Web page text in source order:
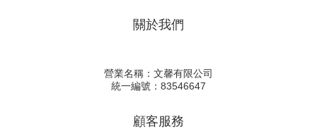
關於我們
營業名稱：文馨有限公司
統一編號：83546647
顧客服務